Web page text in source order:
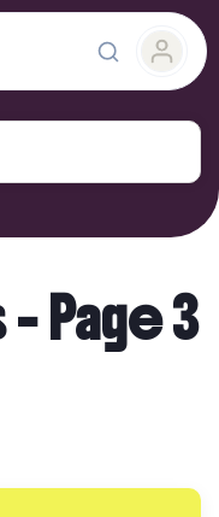
Page 3